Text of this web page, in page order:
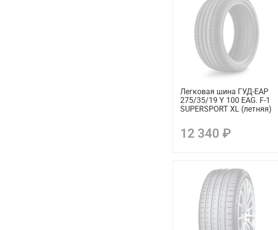
Легковая шина ГУД-ЕАР
275/35/19 Y 100 EAG. F-1
SUPERSPORT XL (летняя)
12 340 ₽